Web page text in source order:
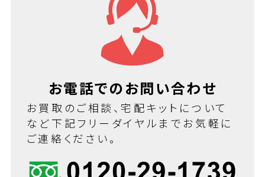
お電話でのお問い合わせ
お買取のご相談、宅配キットについて
など下記フリーダイヤルまでお気軽に
ご連絡ください。